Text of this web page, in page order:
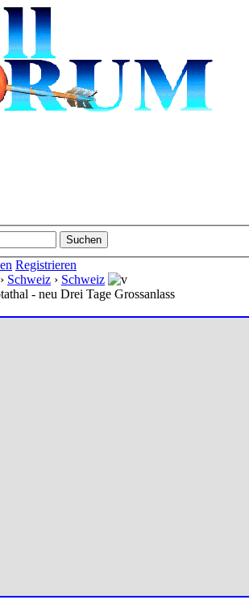
Registrieren
› Schweiz › Schweiz
- neu Drei Tage Grossanlass